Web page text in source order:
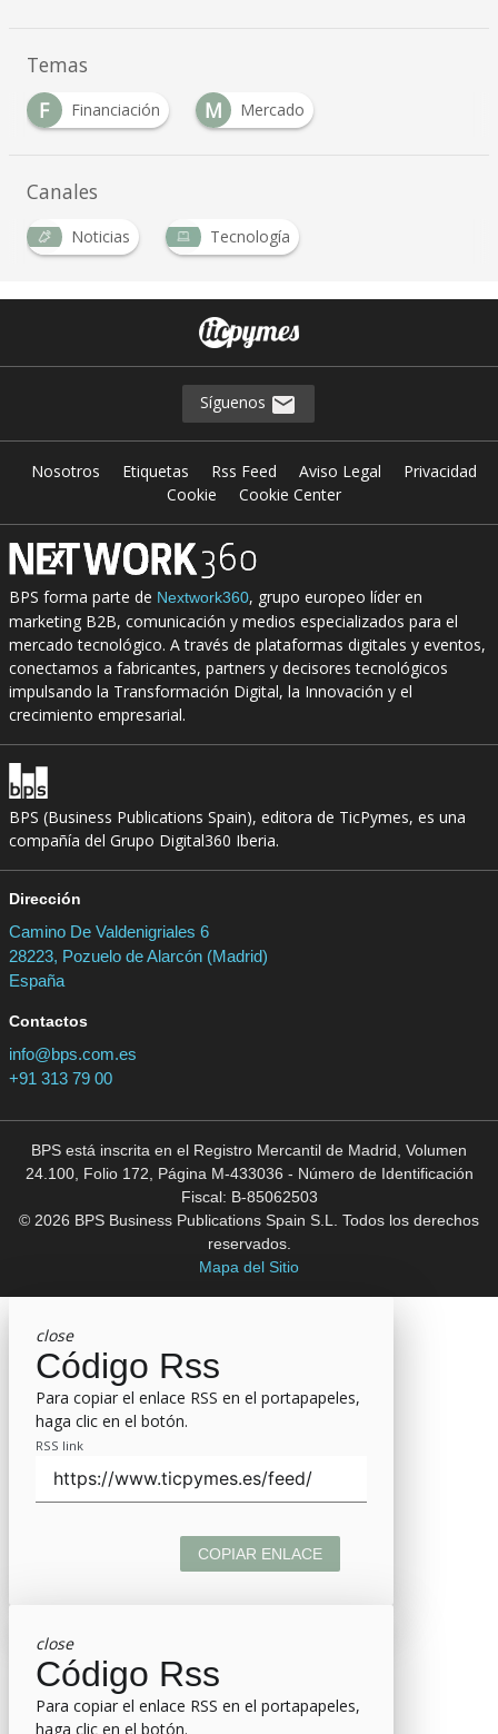
Temas
F
Financiación M
Mercado
Canales
Noticias
Tecnología
Síguenos
Nosotros Etiquetas Rss Feed Aviso Legal
Privacidad
Cookie
Cookie Center
BPS forma parte de Nextwork360, grupo europeo líder en
marketing B2B, comunicación y medios especializados para el
mercado tecnológico. A través de plataformas digitales y eventos,
conectamos a fabricantes, partners y decisores tecnológicos
impulsando la Transformación Digital, la Innovación y el
crecimiento empresarial.
BPS (Business Publications Spain), editora de TicPymes, es una
compañía del Grupo Digital360 Iberia.
Dirección
Camino De Valdenigriales 6
28223, Pozuelo de Alarcón (Madrid)
España
Contactos
info@bps.com.es
+91 313 79 00
BPS está inscrita en el Registro Mercantil de Madrid, Volumen
24.100, Folio 172, Página M-433036 - Número de Identificación
Fiscal: B-85062503
© 2026 BPS Business Publications Spain S.L. Todos los derechos
reservados.
Mapa del Sitio
close
Código Rss
Para copiar el enlace RSS en el portapapeles,
haga clic en el botón.
RSS link
COPIAR ENLACE
close
Código Rss
Para copiar el enlace RSS en el portapapeles,
haga clic en el botón.